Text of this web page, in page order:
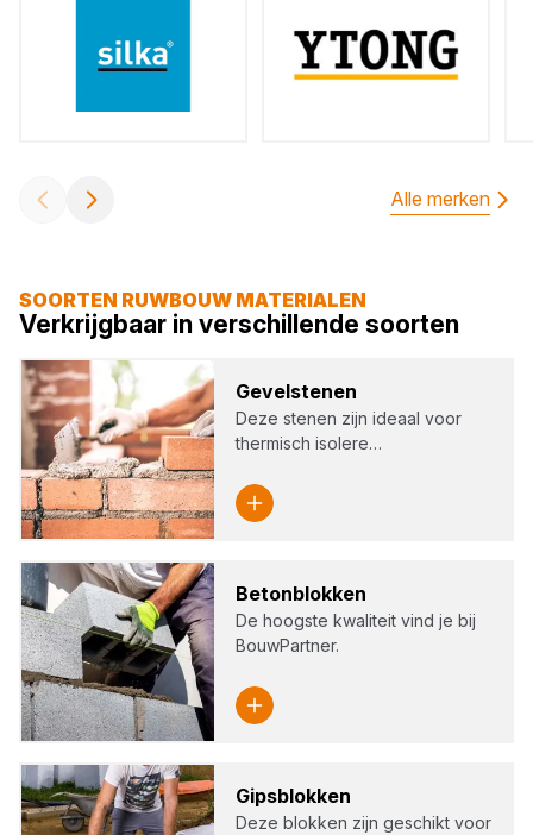
Alle merken
SOORTEN RUWBOUW MATERIALEN
Verkrijgbaar in verschillende soorten
Gevel­ste­nen
Deze stenen zijn ideaal voor
thermisch isolere…
Beton­blok­ken
De hoogste kwaliteit vind je bij
BouwPartner.
Gips­blok­ken
Deze blokken zijn geschikt voor